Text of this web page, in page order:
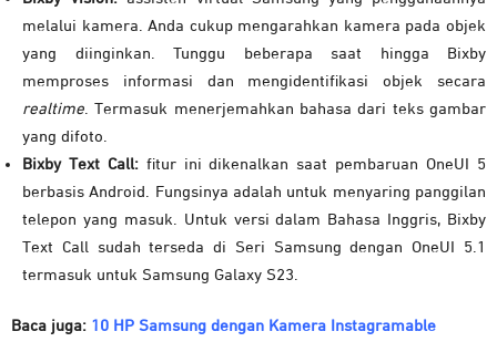
melalui kamera. Anda cukup mengarahkan kamera pada objek
yang diinginkan. Tunggu beberapa saat hingga Bixby
memproses informasi dan mengidentifikasi objek secara
realtime. Termasuk menerjemahkan bahasa dari teks gambar
yang difoto.
Bixby Text Call: fitur ini dikenalkan saat pembaruan OneUI 5
berbasis Android. Fungsinya adalah untuk menyaring panggilan
telepon yang masuk. Untuk versi dalam Bahasa Inggris, Bixby
Text Call sudah terseda di Seri Samsung dengan OneUI 5.1
termasuk untuk Samsung Galaxy S23.
Baca juga: 10 HP Samsung dengan Kamera Instagramable